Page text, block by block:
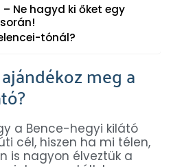
Ne hagyd ki őket egy
tónál?
meg a
a Bence-hegyi kilátó
cél, hiszen ha mi télen,
is nagyon élveztük a